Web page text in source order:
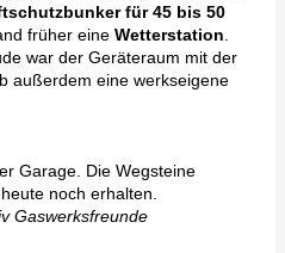
für 45 bis 50
früher eine Wetterstation
war der Geräteraum mit der
außerdem eine werkseigene
Garage. Die Wegsteine
noch erhalten.
Gaswerksfreunde